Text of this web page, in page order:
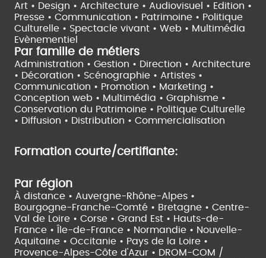
Art • Design • Architecture • Audiovisuel • Edition •
Presse • Communication • Patrimoine • Politique
Culturelle • Spectacle vivant • Web • Multimédia
Evènementiel
Par famille de métiers
Administration • Gestion • Direction • Architecture
• Décoration • Scénographie • Artistes •
Communication • Promotion • Marketing •
Conception web • Multimédia • Graphisme •
Conservation du Patrimoine • Politique Culturelle
• Diffusion • Distribution • Commercialisation
Formation courte/certifiante:
Par région
À distance • Auvergne-Rhône-Alpes •
Bourgogne-Franche-Comté • Bretagne • Centre-
Val de Loire • Corse • Grand Est • Hauts-de-
France •
Île-de-France • Normandie • Nouvelle-
Aquitaine • Occitanie • Pays de la Loire •
Provence-Alpes-Côte d'Azur • DROM-COM /